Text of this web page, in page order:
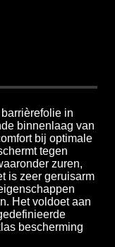
in
binnenlaag van
bij optimale
tegen
zuren,
is zeer geruisarm
Het voldoet aan
bescherming